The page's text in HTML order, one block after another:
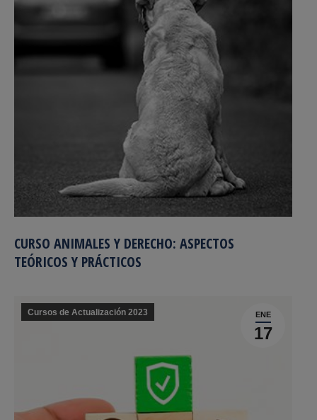
CURSO ANIMALES Y DERECHO: ASPECTOS
TEÓRICOS Y PRÁCTICOS
ENE
17
Cursos de Actualización 2023